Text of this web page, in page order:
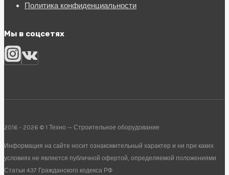
Политика конфиденциальности
Мы в соцсетях
2016 - 2026 © 1 Техно — Строительное оборудование
Информация на сайте носит ознакомительный характер и ни при каких
условиях не является публичной офертой, определяемой положениями
Статьи 437 Гражданского кодекса РФ